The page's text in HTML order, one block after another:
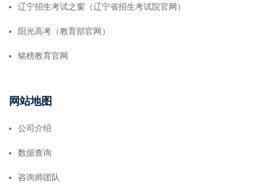
辽宁招生考试之窗（辽宁省招生考试院官网）
阳光高考（教育部官网）
铭榜教育官网
网站地图
公司介绍
数据查询
咨询师团队